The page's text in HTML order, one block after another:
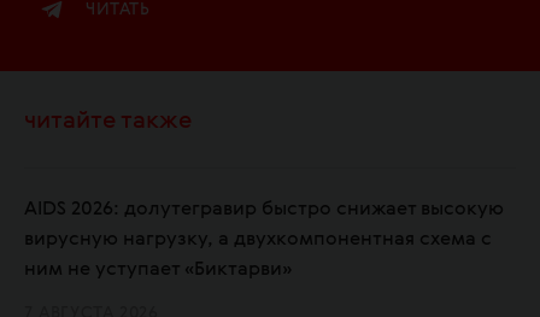
ЧИТАТЬ
читайте также
AIDS 2026: долутегравир быстро снижает высокую
вирусную нагрузку, а двухкомпонентная схема с
ним не уступает «Биктарви»